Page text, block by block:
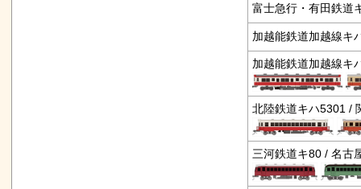
富士急行・有田鉄
加越能鉄道加越線キ
加越能鉄道加越線キ
北陸鉄道キハ5301 /
三河鉄道キ80 / 名